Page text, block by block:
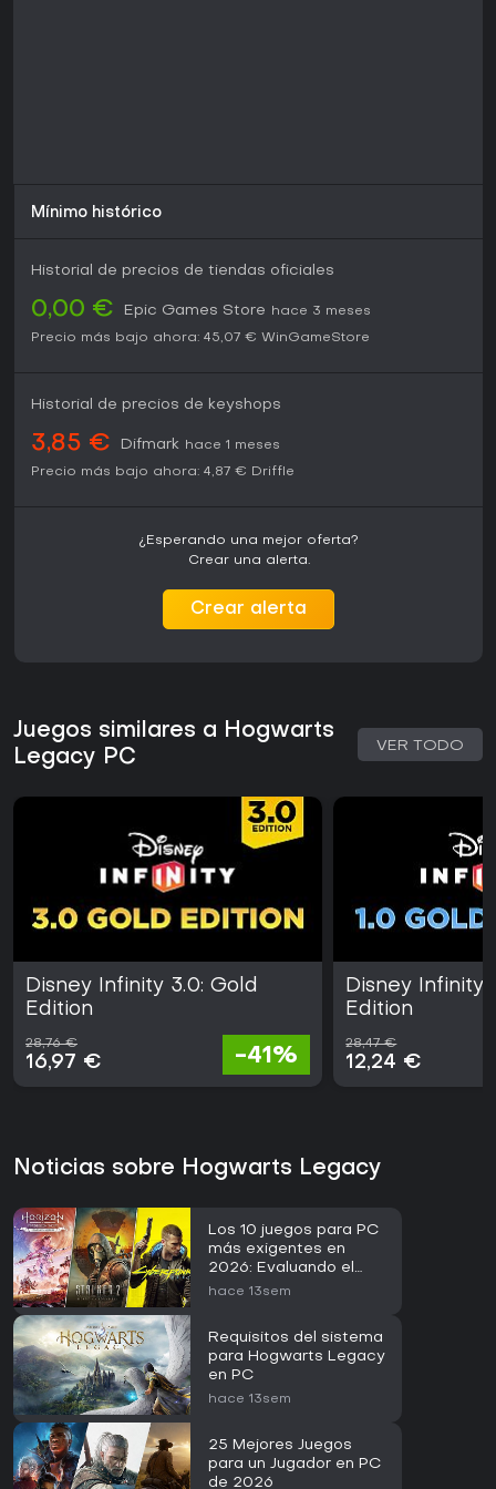
Mínimo histórico
Historial de precios de tiendas oficiales
0,00 € Epic Games Store
hace 3 meses
Precio más bajo ahora: 45,07 € WinGameStore
Historial de precios de keyshops
3,85 € Difmark hace 1 meses
Precio más bajo ahora: 4,87 € Driffle
¿Esperando una mejor oferta?
Crear una alerta.
Crear alerta
Juegos similares a Hogwarts
Legacy PC
VER TODO
Disney Infinity 3.0: Gold
Edition
28,76 €
16,97 € -41%
Disney Infinity
Edition
28,47 €
12,24 €
Noticias sobre Hogwarts Legacy
Los 10 juegos para PC
más exigentes en
2026: Evaluando el
RTX 5090
hace 13sem
Requisitos del sistema
para Hogwarts Legacy
en PC
hace 13sem
25 Mejores Juegos
para un Jugador en PC
de 2026